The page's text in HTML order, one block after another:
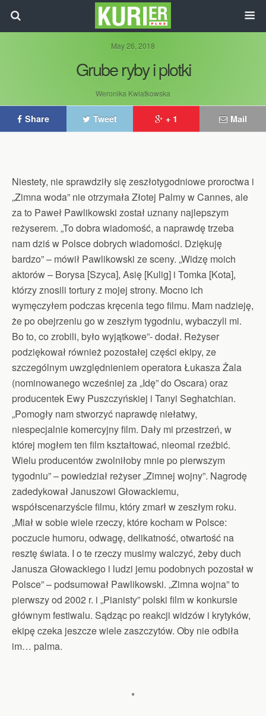
May 26, 2018
Grube ryby i plotki
Weronika Kwiatkowska
Share Tweet + 1 Mail
Niestety, nie sprawdziły się zeszłotygodniowe proroctwa i
„Zimna woda” nie otrzymała Złotej Palmy w Cannes, ale
za to Paweł Pawlikowski został uznany najlepszym
reżyserem. „To dobra wiadomość, a naprawdę trzeba
nam dziś w Polsce dobrych wiadomości. Dziękuję
bardzo” – mówił Pawlikowski ze sceny. „Widzę moich
aktorów – Borysa [Szyca], Asię [Kulig] i Tomka [Kota],
którzy znosili tortury z mojej strony. Mocno ich
wymęczyłem podczas kręcenia tego filmu. Mam nadzieję,
że po obejrzeniu go w zeszłym tygodniu, wybaczyli mi.
Bo to, co zrobili, było wyjątkowe”- dodał. Reżyser
podziękował również pozostałej części ekipy, ze
szczególnym uwzględnieniem operatora Łukasza Żala
(nominowanego wcześniej za „Idę” do Oscara) oraz
producentek Ewy Puszczyńskiej i Tanyi Seghatchian.
„Pomogły nam stworzyć naprawdę niełatwy,
niespecjalnie komercyjny film. Dały mi przestrzeń, w
której mogłem ten film kształtować, nieomal rzeźbić.
Wielu producentów zwolniłoby mnie po pierwszym
tygodniu” – powiedział reżyser „Zimnej wojny”. Nagrodę
zadedykował Januszowi Głowackiemu,
współscenarzyście filmu, który zmarł w zeszłym roku.
„Miał w sobie wiele rzeczy, które kocham w Polsce:
poczucie humoru, odwagę, delikatność, otwartość na
resztę świata. I o te rzeczy musimy walczyć, żeby duch
Janusza Głowackiego i ludzi jemu podobnych pozostał w
Polsce” – podsumował Pawlikowski. „Zimna wojna” to
pierwszy od 2002 r. i „Pianisty” polski film w konkursie
głównym festiwalu. Sądząc po reakcji widzów i krytyków,
ekipę czeka jeszcze wiele zaszczytów. Oby nie odbiła
im… palma.
*